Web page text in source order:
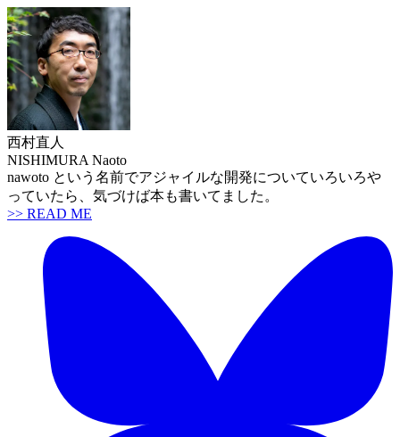
西村直人
NISHIMURA Naoto
nawoto という名前でアジャイルな開発についていろいろや
っていたら、気づけば本も書いてました。
>> READ ME